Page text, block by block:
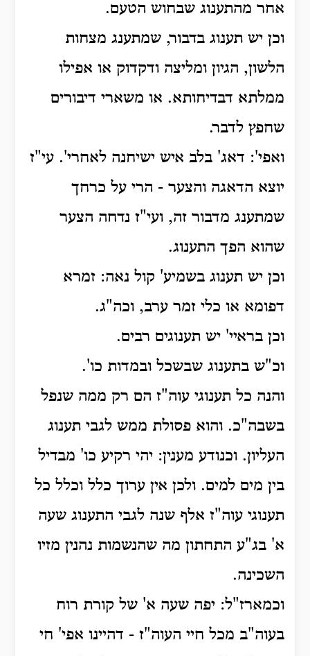
אחר מהתענוג שבחוש הטעם.
וכן יש תענוג בדבור, שמתענג מצחות
הלשון, הגיון ומליצה ודקדוק או אפילו
ממלתא דבדיחותא. או משארי דיבורים
שחפץ לדבר.
ואפי': דאג' בלב איש ישיחנה לאחרי'. עי"ז
יוצא הדאגה והצער - הרי על כרחך
שמתענג מדבור זה, ועי"ז נדחה הצער
שהוא הפך התענוג.
וכן יש תענוג בשמיע' קול נאה: זמרא
דפומא או כלי זמר ערב, וכה"ג.
וכן בראיי' יש תענוגים רבים.
וכ"ש בתענוג שבשכל ובמדות כו'.
והנה כל תענוגי עוה"ז הם רק ממה שנפל
בשבה"כ. והוא פסולת ממש לגבי תענוג
העליון. וכנודע מענין: יהי רקיע כו' מבדיל
בין מים למים. ולכן אין ערוך כלל וכלל כל
תענוגי עוה"ז אלף שנה לגבי התענוג שעה
א' בג"ע התחתון מה שהנשמות נהנין מזיו
השכינה.
וכמארז"ל: יפה שעה א' של קורת רוח
בעוה"ב מכל חיי העוה"ז - דהיינו אפי' חי